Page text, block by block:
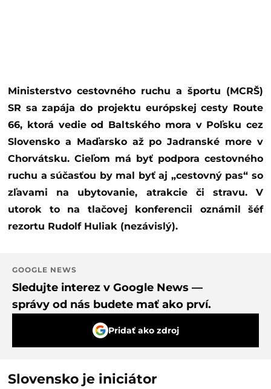
Ministerstvo cestovného ruchu a športu (MCRŠ)
SR sa zapája do projektu európskej cesty Route
66, ktorá vedie od Baltského mora v Poľsku cez
Slovensko a Maďarsko až po Jadranské more v
Chorvátsku. Cieľom má byť podpora cestovného
ruchu a súčasťou by mal byť aj „cestovný pas“ so
zľavami na ubytovanie, atrakcie či stravu. V
utorok to na tlačovej konferencii oznámil šéf
rezortu Rudolf Huliak (nezávislý).
GOOGLE NEWS
Sledujte interez v Google News —
správy od nás budete mať ako prví.
Pridať ako zdroj
Slovensko je iniciátor